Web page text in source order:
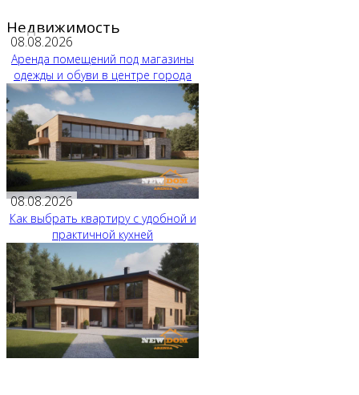
Недвижимость
08.08.2026
Аренда помещений под магазины
одежды и обуви в центре города
08.08.2026
Как выбрать квартиру с удобной и
практичной кухней